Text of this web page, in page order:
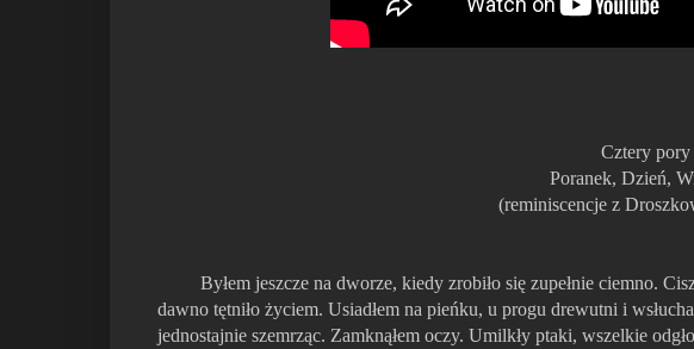
Cztery pory
Poranek, Dzień,
(reminiscencje z
Byłem jeszcze na dworze, kiedy zrobiło się zupełnie ciemno.
dawno tętniło życiem. Usiadłem na pieńku, u progu drewutni i
jednostajnie szemrząc. Zamknąłem oczy. Umilkły ptaki, wszelkie